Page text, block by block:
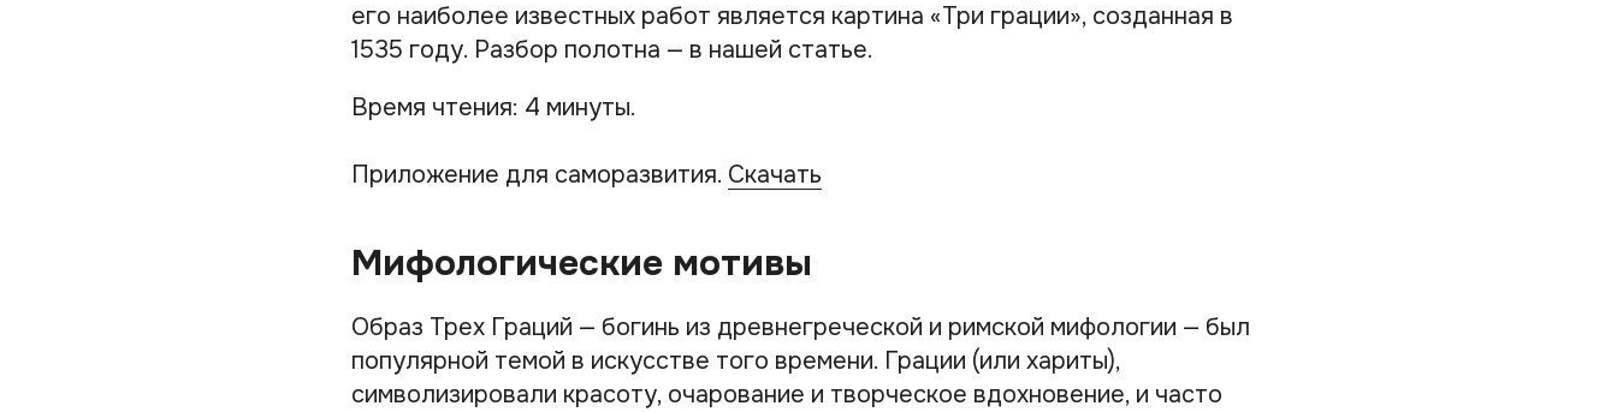
его наиболее известных работ является картина «Три грации», созданная в
1535 году. Разбор полотна — в нашей статье.
Время чтения: 4 минуты.
Приложение для саморазвития. Скачать
Мифологические мотивы
Образ Трех Граций — богинь из древнегреческой и римской мифологии — был
популярной темой в искусстве того времени. Грации (или хариты),
символизировали красоту, очарование и творческое вдохновение, и часто